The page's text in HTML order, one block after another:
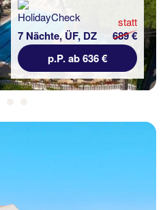
7 Nächte, ÜF, DZ
statt
689 €
p.P. ab 636 €